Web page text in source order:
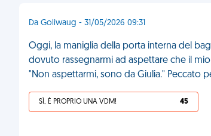
Da Goliwaug - 31/05/2026 09:31
Oggi, la maniglia della porta interna del
dovuto rassegnarmi ad aspettare che il
"Non aspettarmi, sono da Giulia." Peccato
SÌ, È PROPRIO UNA VDM! 45